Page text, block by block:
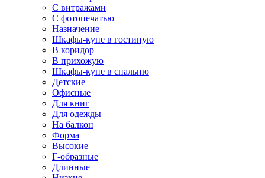
С витражами
С фотопечатью
Назначение
Шкафы-купе в гостиную
В коридор
В прихожую
Шкафы-купе в спальню
Детские
Офисные
Для книг
Для одежды
На балкон
Форма
Высокие
Г-образные
Длинные